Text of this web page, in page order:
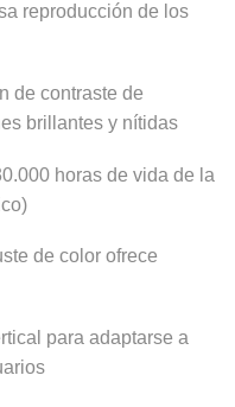
reproducción de los
de contraste de
brillantes y nítidas
horas de vida de la
de color ofrece
para adaptarse a